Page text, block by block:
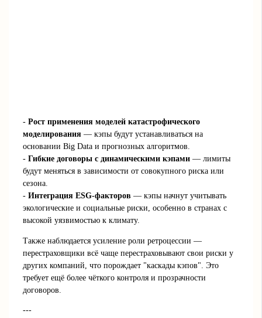
-Рост применения моделей катастрофического
моделирования — кэпы будут устанавливаться на
основании Big Data и прогнозных алгоритмов.
-Гибкие договоры с динамическими кэпами — лимиты
будут меняться в зависимости от совокупного риска или
сезона.
-Интеграция ESG-факторов — кэпы начнут учитывать
экологические и социальные риски, особенно в странах с
высокой уязвимостью к климату.
Также наблюдается усиление роли ретроцессии —
перестраховщики всё чаще перестраховывают свои риски у
других компаний, что порождает "каскады кэпов". Это
требует ещё более чёткого контроля и прозрачности
договоров.
---